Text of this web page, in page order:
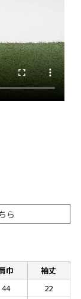
ら
巾
袖丈
44
22